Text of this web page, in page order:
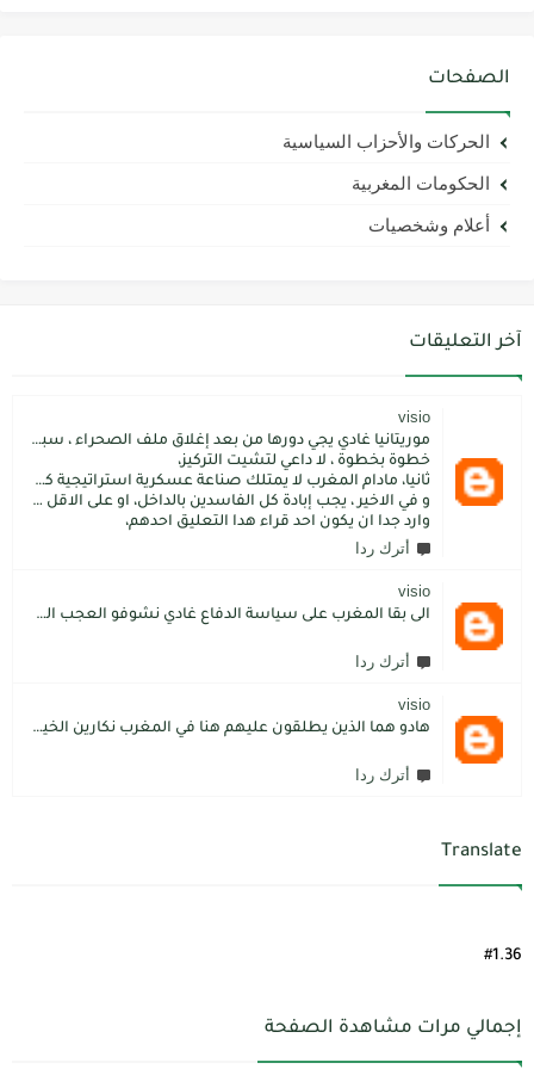
الصفحات
الحركات والأحزاب السياسية
الحكومات المغربية
أعلام وشخصيات
آخر التعليقات
visio
موريتانيا غادي يجي دورها من بعد إغلاق ملف الصحراء ، سبتة مليلية و الجزر،
خطوة بخطوة ، لا داعي لتشيت التركيز،
ثانيا، مادام المغرب لا يمتلك صناعة عسكرية استراتيجية كما فعل الاتراك فسيبقى داءما محل اطماع الغير،
و في الاخير ، يجب إبادة كل الفاسدين بالداخل، او على الاقل كما فعل محمد بن سلمان: قم بتسليم الاموال المنهوبة او المشنقة(حرفيا)، فقط هم بضعة آلاف ليسوا كُثر.
وارد جدا ان يكون احد قراء هدا التعليق احدهم،
أترك ردا
visio
الى بقا المغرب على سياسة الدفاع غادي نشوفو العجب المعجب من دولة الكبرانات.. دولة ما عندها تاريخ كاتسرق تراتنا ، اراضبنا و تاريخنا و حنا جالسين كانتسناو في الامم المتحدة تعطينا حل و الواقع هو كل عام مشكلتنا كاتعقد مع دولة الشر.. فرنسا اكبر شيطان من مازال حطا صبعها في شمال افريقيا، كانزيدو مشكل على مشكل اللهم كبرها تصغار .. الانسان هو لي يموت على ولادو و على ارضو
أترك ردا
visio
هادو هما الذين يطلقون عليهم هنا في المغرب نكارين الخير.كما يقول المثل المغربي دير الخير في الرجال تلقاه لاديرو فالشماتة راه يتوضر .لكن الخير دائما يعلو على الشر./.
أترك ردا
Translate
#1.36
إجمالي مرات مشاهدة الصفحة